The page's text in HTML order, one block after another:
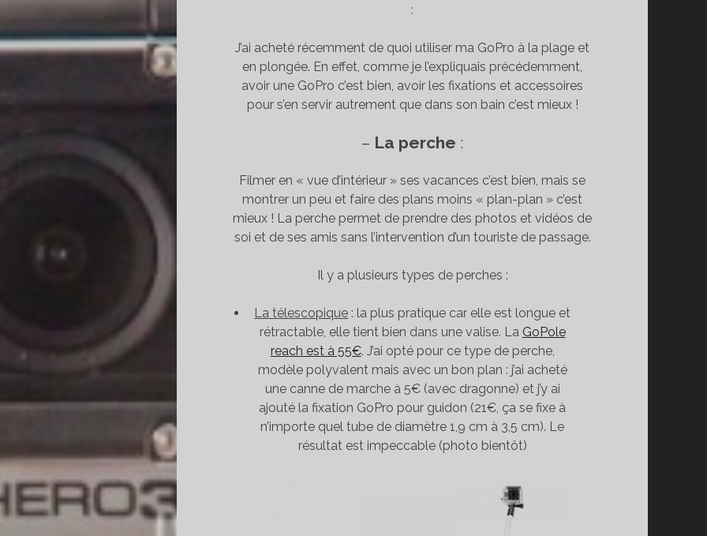
:
J’ai acheté récemment de quoi utiliser ma GoPro à la plage et
en plongée. En effet, comme je l’expliquais précédemment,
avoir une GoPro c’est bien, avoir les fixations et accessoires
pour s’en servir autrement que dans son bain c’est mieux !
– La perche :
Filmer en « vue d’intérieur » ses vacances c’est bien, mais se
montrer un peu et faire des plans moins « plan-plan » c’est
mieux ! La perche permet de prendre des photos et vidéos de
soi et de ses amis sans l’intervention d’un touriste de passage.
Il y a plusieurs types de perches :
La télescopique : la plus pratique car elle est longue et
rétractable, elle tient bien dans une valise. La GoPole
reach est à 55€. J’ai opté pour ce type de perche,
modèle polyvalent mais avec un bon plan : j’ai acheté
une canne de marche à 5€ (avec dragonne) et j’y ai
ajouté la fixation GoPro pour guidon (21€, ça se fixe à
n’importe quel tube de diamètre 1,9 cm à 3,5 cm). Le
résultat est impeccable (photo bientôt)